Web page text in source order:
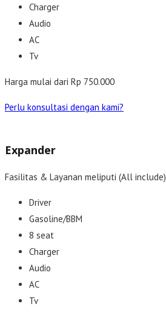
Charger
Audio
AC
Tv
Harga mulai dari Rp 750.000
Perlu konsultasi dengan kami?
Expander
Fasilitas & Layanan meliputi (All include)
Driver
Gasoline/BBM
8 seat
Charger
Audio
AC
Tv